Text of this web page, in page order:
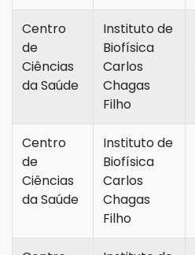
Centro
de
Ciências
da Saúde
Instituto de
Biofísica
Carlos
Chagas
Filho
Centro
de
Ciências
da Saúde
Instituto de
Biofísica
Carlos
Chagas
Filho